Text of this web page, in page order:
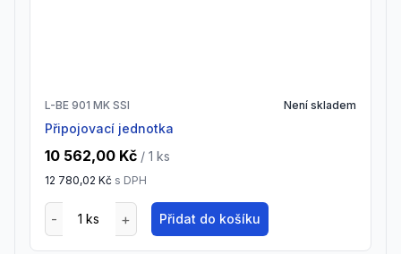
L-BE 901 MK SSI Není skladem
Připojovací jednotka
10 562,00 Kč / 1 ks
12 780,02 Kč s DPH
Přidat do košíku